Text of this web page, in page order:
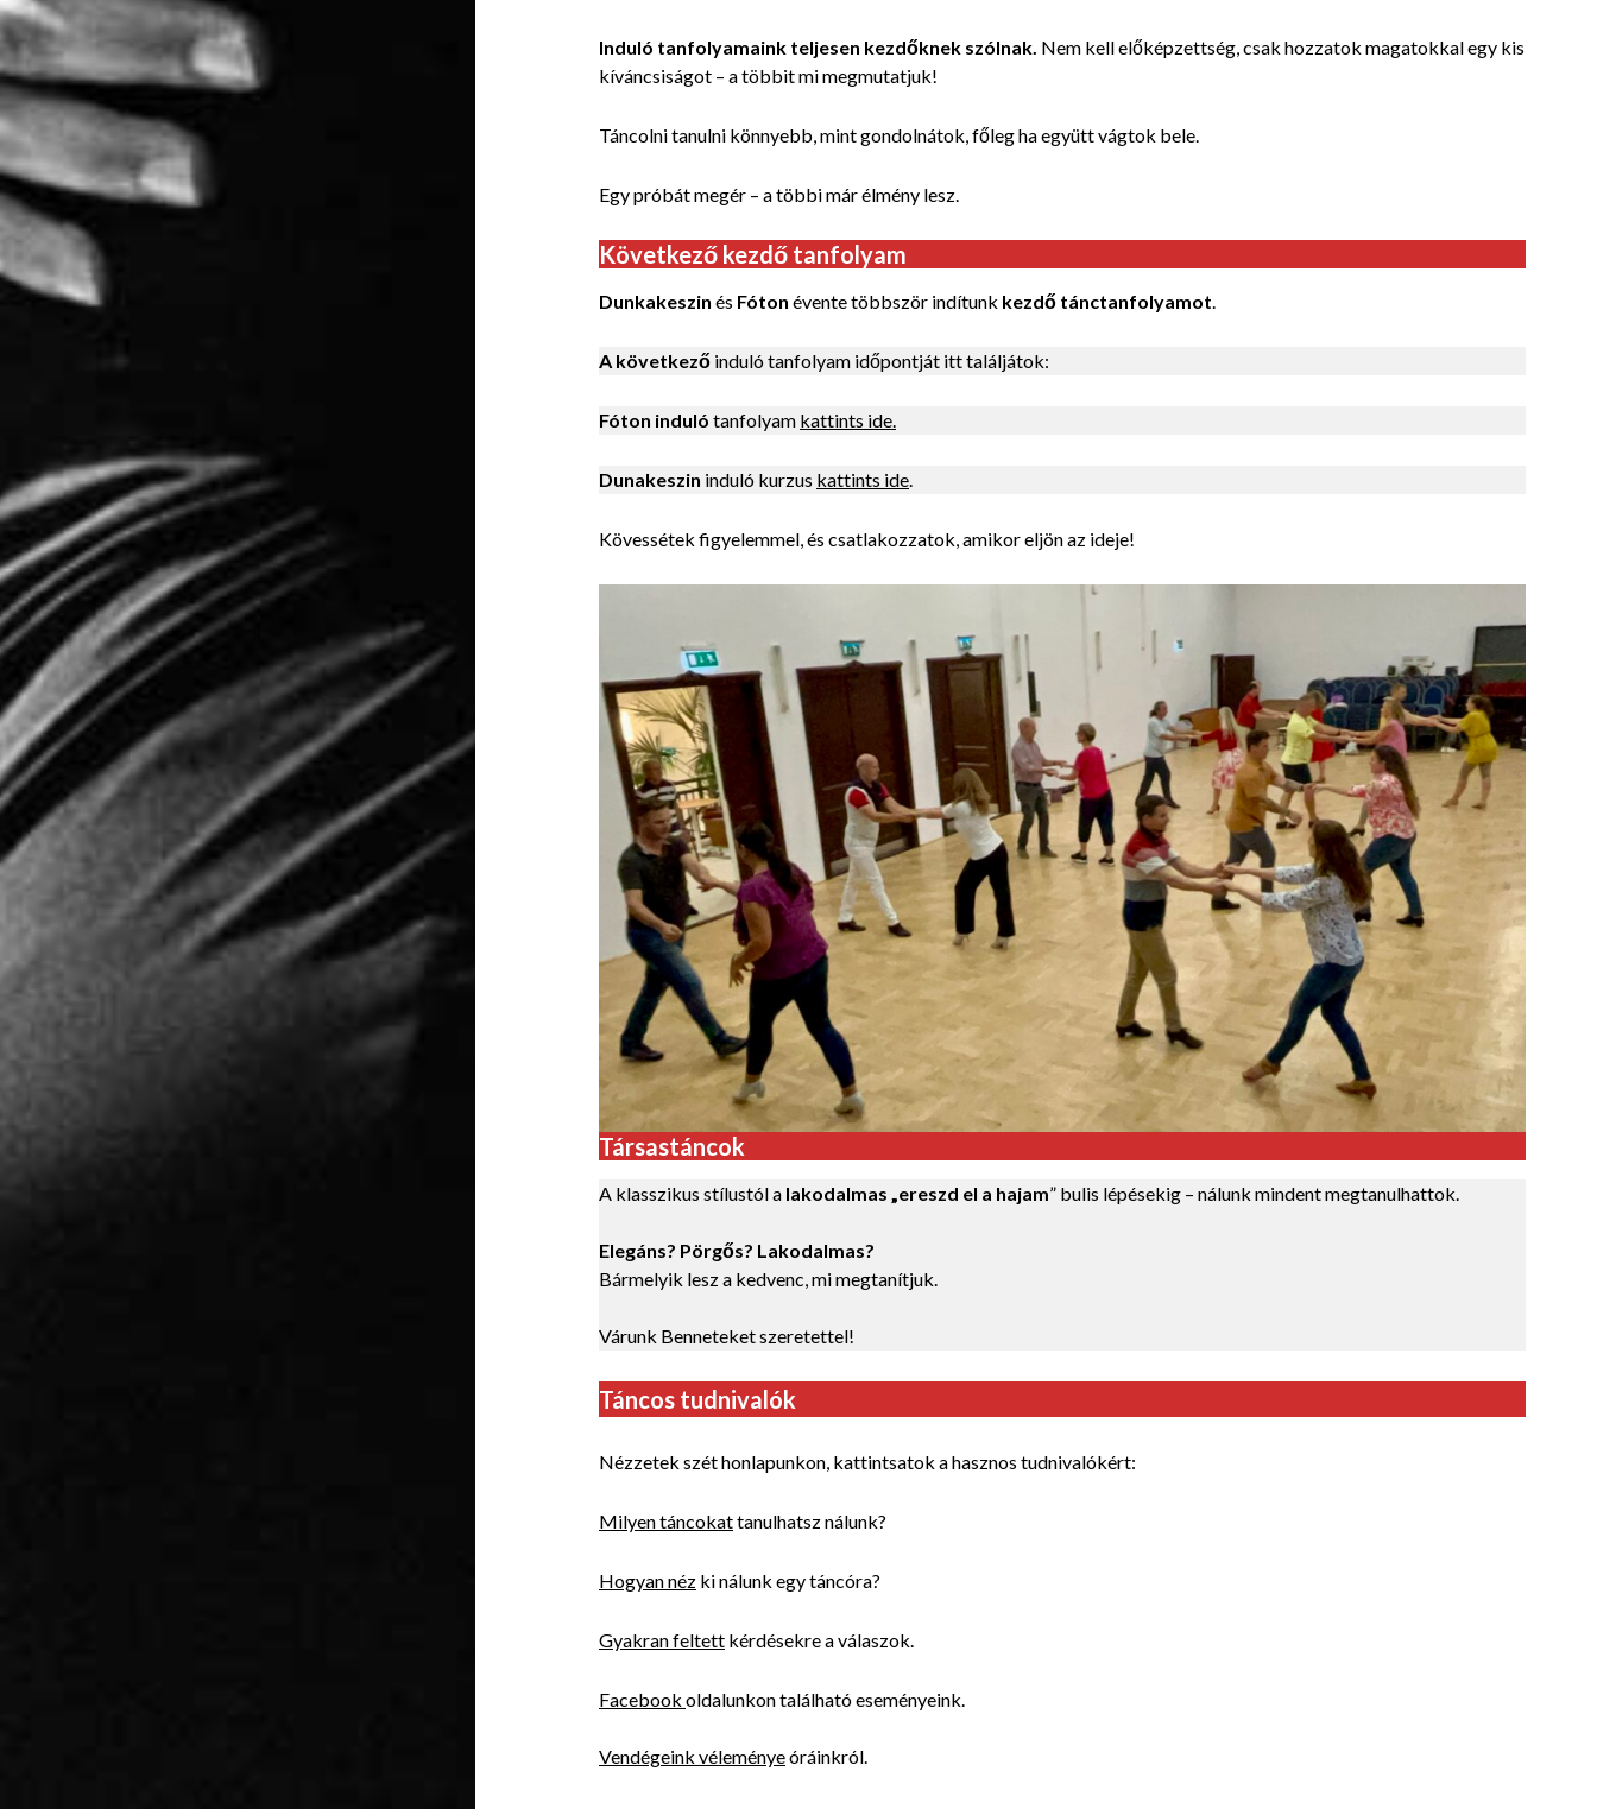
Induló tanfolyamaink teljesen kezdőknek szólnak. Nem kell előképzettség, csak hozzatok magatokkal egy kis
kíváncsiságot – a többit mi megmutatjuk!
Táncolni tanulni könnyebb, mint gondolnátok, főleg ha együtt vágtok bele.
Egy próbát megér – a többi már élmény lesz.
Következő kezdő tanfolyam
Dunkakeszin és Fóton évente többször indítunk kezdő tánctanfolyamot.
A következő induló tanfolyam időpontját itt találjátok:
Fóton induló tanfolyam kattints ide.
Dunakeszin induló kurzus kattints ide.
Kövessétek figyelemmel, és csatlakozzatok, amikor eljön az ideje!
Társastáncok
A klasszikus stílustól a lakodalmas „ereszd el a hajam” bulis lépésekig – nálunk mindent megtanulhattok.
Elegáns? Pörgős? Lakodalmas?
Bármelyik lesz a kedvenc, mi megtanítjuk.
Várunk Benneteket szeretettel!
Táncos tudnivalók
Nézzetek szét honlapunkon, kattintsatok a hasznos tudnivalókért:
Milyen táncokattanulhatsz nálunk?
Hogyan néz ki nálunk egy táncóra?
Gyakran feltett kérdésekre a válaszok.
Facebook oldalunkon található eseményeink.
Vendégeink véleményeóráinkról.